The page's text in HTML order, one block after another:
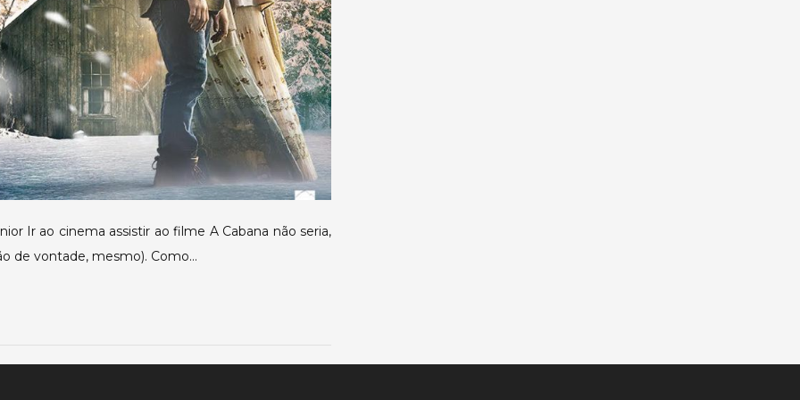
Ir ao cinema assistir ao filme A Cabana não seria,
de vontade, mesmo). Como…